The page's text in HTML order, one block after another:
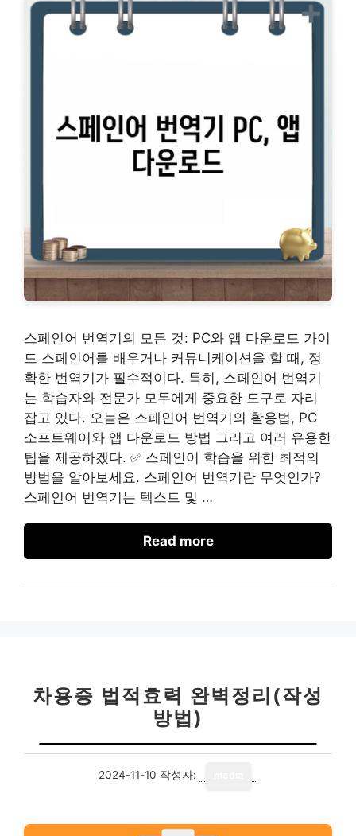
스페인어 번역기의 모든 것: PC와 앱 다운로드 가이
드 스페인어를 배우거나 커뮤니케이션을 할 때, 정
확한 번역기가 필수적이다. 특히, 스페인어 번역기
는 학습자와 전문가 모두에게 중요한 도구로 자리
잡고 있다. 오늘은 스페인어 번역기의 활용법, PC
소프트웨어와 앱 다운로드 방법 그리고 여러 유용한
팁을 제공하겠다. ✅ 스페인어 학습을 위한 최적의
방법을 알아보세요. 스페인어 번역기란 무엇인가?
스페인어 번역기는 텍스트 및 …
Read more
차용증 법적효력 완벽정리(작성
방법)
2024-11-10 작성자: